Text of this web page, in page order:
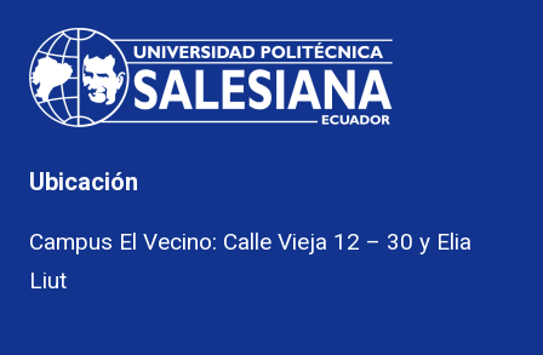
Ubicación
Campus El Vecino: Calle Vieja 12 – 30 y Elia
Liut